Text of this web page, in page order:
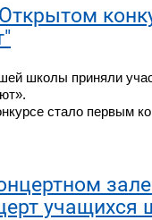
школы приняли
стало первым
учащихся